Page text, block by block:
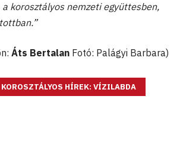
korosztályos nemzeti együttesben,
Áts Bertalan Fotó: Palágyi Barbara)
HÍREK: VÍZILABDA